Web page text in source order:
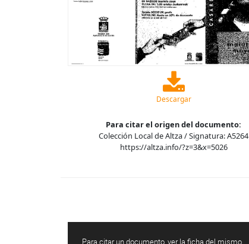
Descargar
Para citar el origen del documento:
Colección Local de Altza / Signatura: A5264
https://altza.info/?z=3&x=5026